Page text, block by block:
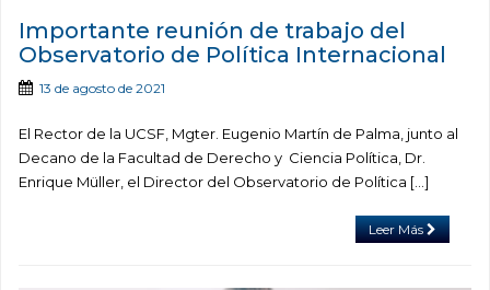
Importante reunión de trabajo del
Observatorio de Política Internacional
13 de agosto de 2021
El Rector de la UCSF, Mgter. Eugenio Martín de Palma, junto al
Decano de la Facultad de Derecho y Ciencia Política, Dr.
Enrique Müller, el Director del Observatorio de Política […]
Leer Más